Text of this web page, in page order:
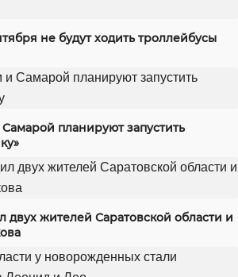
не будут ходить троллейбусы
планируют запустить
двух жителей Саратовской области и